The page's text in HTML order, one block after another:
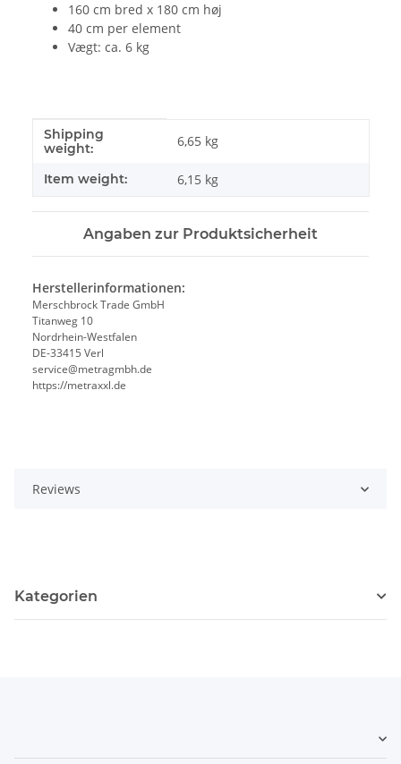
160 cm bred x 180 cm høj
40 cm per element
Vægt: ca. 6 kg
#productDetails.itemInformation#
#productDetails.itemValue#
Shipping
weight:
6,65 kg
Item weight: 6,15 kg
Angaben zur Produktsicherheit
Herstellerinformationen:
Merschbrock Trade GmbH
Titanweg 10
Nordrhein-Westfalen
DE-33415 Verl
service@metragmbh.de
https://metraxxl.de
Reviews
Kategorien